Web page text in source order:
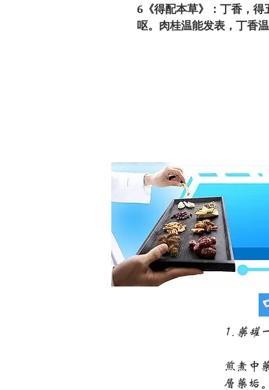
6 《得配本草》：丁香，
呕。肉桂温能发表，丁香温
1.药罐
煎煮中
层药垢